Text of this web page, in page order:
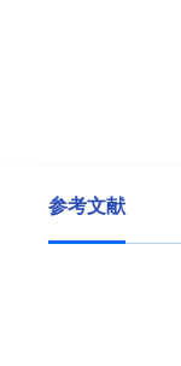
参考文献